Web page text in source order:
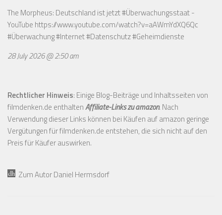
The Morpheus: Deutschland ist jetzt #Überwachungsstaat -
YouTube https://www.youtube.com/watch?v=aAWmYdXQ6Qc
#Überwachung #Internet #Datenschutz #Geheimdienste
28 July 2026 @ 2:50 am
Rechtlicher Hinweis: Einige Blog-Beiträge und Inhaltsseiten von
filmdenken.de enthaltenAffiliate-Links zu amazon. Nach
Verwendung dieser Links können bei Käufen auf amazon geringe
Vergütungen für filmdenken.de entstehen, die sich nicht auf den
Preis für Käufer auswirken.
Zum Autor Daniel Hermsdorf